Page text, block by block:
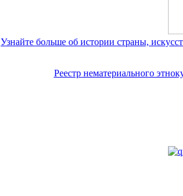
Узнайте больше об истории страны,
Реестр нематериального